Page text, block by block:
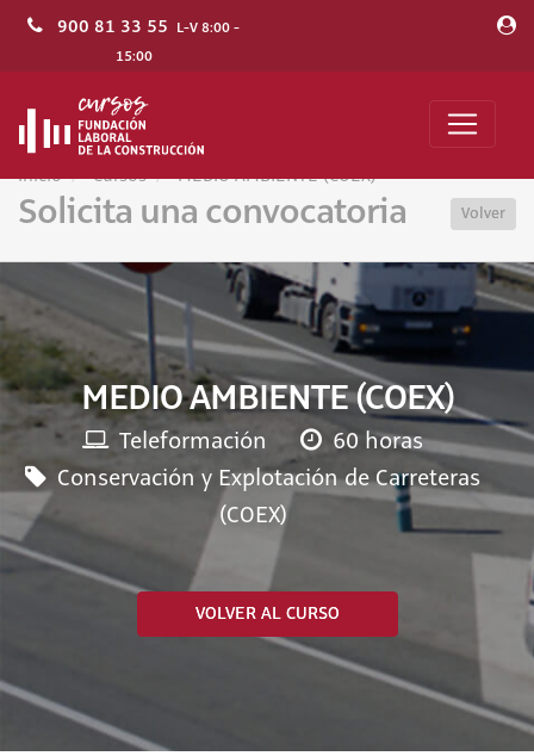
900 81 33 55 L-V 8:00 -
15:00
Inicio Cursos MEDIO AMBIENTE (COEX)
Solicita una convocatoria Volver
MEDIO AMBIENTE (COEX)
Teleformación
60 horas
Conservación y Explotación de Carreteras
(COEX)
VOLVER AL CURSO